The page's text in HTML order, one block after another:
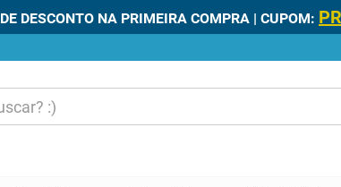
DE DESCONTO NA PRIMEIRA COMPRA | CUPOM: